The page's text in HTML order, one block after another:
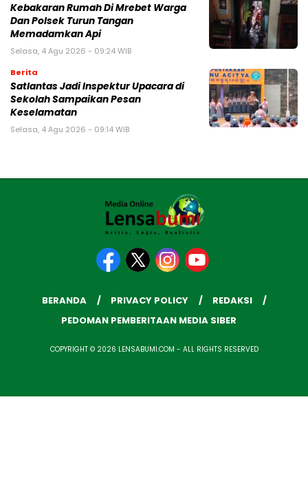
Kebakaran Rumah Di Mrebet Warga
Dan Polsek Turun Tangan
Memadamkan Api
Selasa, 4 Agu 2026 - 09:24 WIB
Berita
Satlantas Jadi Inspektur Upacara di
Sekolah Sampaikan Pesan
Keselamatan
Selasa, 4 Agu 2026 - 09:14 WIB
BERANDA PRIVACY POLICY
REDAKSI
PEDOMAN PEMBERITAAN MEDIA SIBER
COPYRIGHT © 2026 LENSABUMI.COM - ALL RIGHTS RESERVED